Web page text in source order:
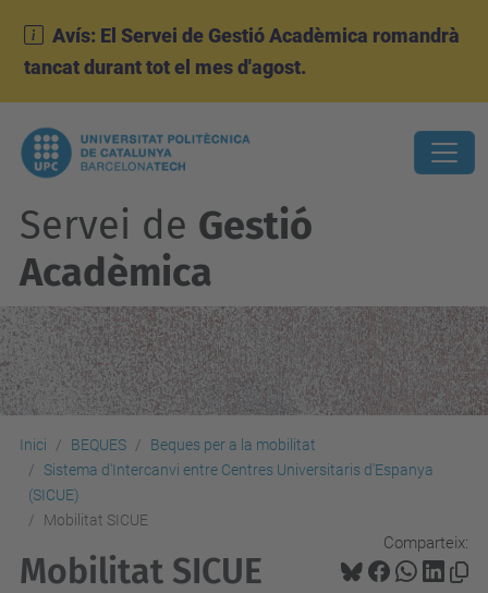
Avís: El Servei de Gestió Acadèmica romandrà
tancat durant tot el mes d'agost.
Servei de Gestió
Acadèmica
Inici BEQUES
Beques per a la mobilitat
Sistema d'Intercanvi entre Centres Universitaris d'Espanya
(SICUE)
Mobilitat SICUE
Comparteix:
Mobilitat SICUE